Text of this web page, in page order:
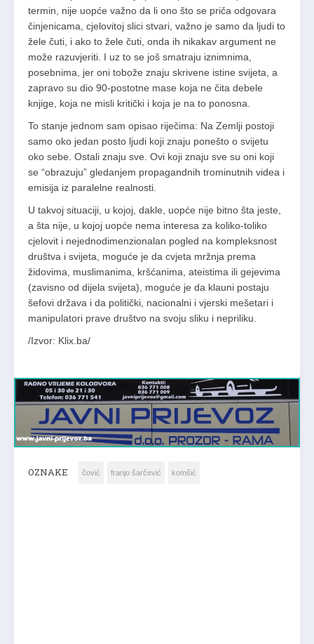
termin, nije uopće važno da li ono što se priča odgovara
činjenicama, cjelovitoj slici stvari, važno je samo da ljudi to
žele čuti, i ako to žele čuti, onda ih nikakav argument ne
može razuvjeriti. I uz to se još smatraju iznimnima,
posebnima, jer oni tobože znaju skrivene istine svijeta, a
zapravo su dio 90-postotne mase koja ne čita debele
knjige, koja ne misli kritički i koja je na to ponosna.
To stanje jednom sam opisao riječima: Na Zemlji postoji
samo oko jedan posto ljudi koji znaju ponešto o svijetu
oko sebe. Ostali znaju sve. Ovi koji znaju sve su oni koji
se “obrazuju” gledanjem propagandnih trominutnih videa i
emisija iz paralelne realnosti.
U takvoj situaciji, u kojoj, dakle, uopće nije bitno šta jeste,
a šta nije, u kojoj uopće nema interesa za koliko-toliko
cjelovit i nejednodimenzionalan pogled na kompleksnost
društva i svijeta, moguće je da cvjeta mržnja prema
židovima, muslimanima, kršćanima, ateistima ili gejevima
(zavisno od dijela svijeta), moguće je da klauni postaju
šefovi država i da politički, nacionalni i vjerski mešetari i
manipulatori prave društvo na svoju sliku i nepriliku.
/Izvor: Klix.ba/
OZNAKE čović franjo šarčević komšić